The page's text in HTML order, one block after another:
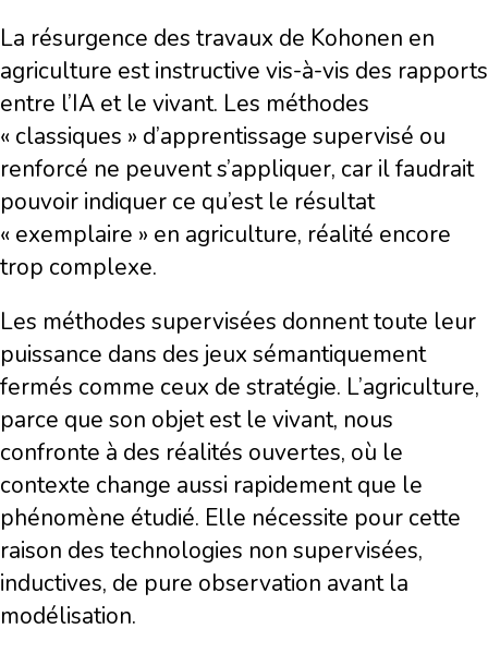
La résurgence des travaux de Kohonen en
agriculture est instructive vis-à-vis des rapports
entre l’IA et le vivant. Les méthodes
« classiques » d’apprentissage supervisé ou
renforcé ne peuvent s’appliquer, car il faudrait
pouvoir indiquer ce qu’est le résultat
« exemplaire » en agriculture, réalité encore
trop complexe.
Les méthodes supervisées donnent toute leur
puissance dans des jeux sémantiquement
fermés comme ceux de stratégie. L’agriculture,
parce que son objet est le vivant, nous
confronte à des réalités ouvertes, où le
contexte change aussi rapidement que le
phénomène étudié. Elle nécessite pour cette
raison des technologies non supervisées,
inductives, de pure observation avant la
modélisation.